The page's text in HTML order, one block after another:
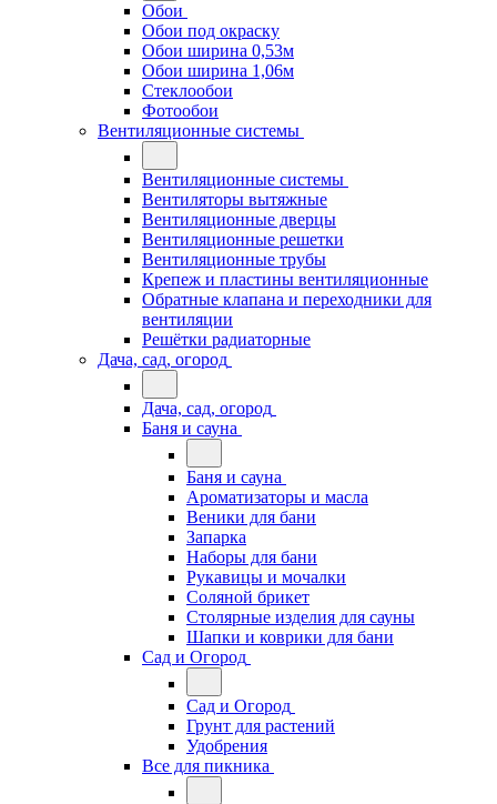
Обои
Обои под окраску
Обои ширина 0,53м
Обои ширина 1,06м
Стеклообои
Фотообои
Вентиляционные системы
Вентиляционные системы
Вентиляторы вытяжные
Вентиляционные дверцы
Вентиляционные решетки
Вентиляционные трубы
Крепеж и пластины вентиляционные
Обратные клапана и переходники для
вентиляции
Решётки радиаторные
Дача, сад, огород
Дача, сад, огород
Баня и сауна
Баня и сауна
Ароматизаторы и масла
Веники для бани
Запарка
Наборы для бани
Рукавицы и мочалки
Соляной брикет
Столярные изделия для сауны
Шапки и коврики для бани
Сад и Огород
Сад и Огород
Грунт для растений
Удобрения
Все для пикника